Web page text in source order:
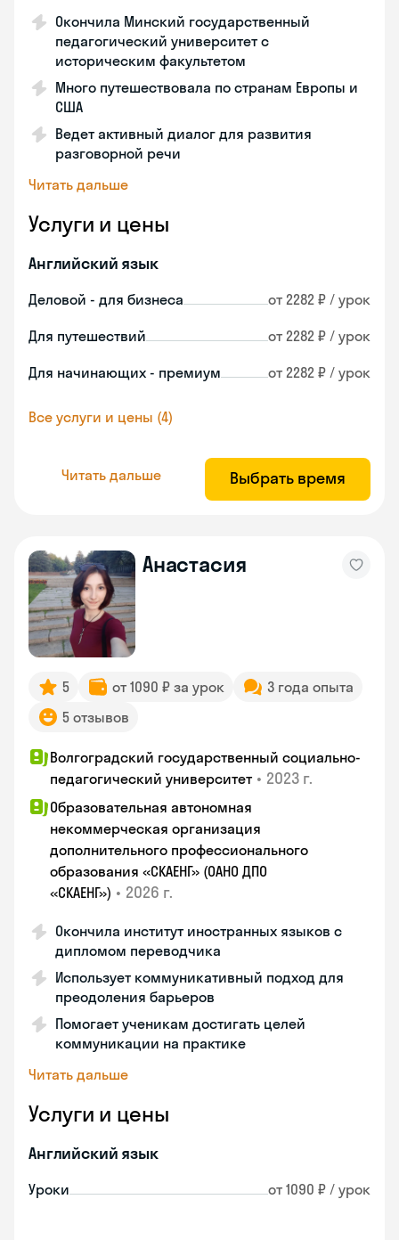
Окончила Минский государственный
педагогический университет с
историческим факультетом
Много путешествовала по странам Европы и
США
Ведет активный диалог для развития
разговорной речи
Читать дальше
Услуги и цены
Английский язык
Деловой - для бизнеса от 2282 ₽ / урок
Для путешествий от 2282 ₽ / урок
Для начинающих - премиум от 2282 ₽ / урок
Все услуги и цены (4)
Читать дальше Выбрать время
Анастасия
5 от 1090 ₽ за урок
3 года опыта
5 отзывов
Волгоградский государственный социально-
педагогический университет • 2023 г.
Образовательная автономная
некоммерческая организация
дополнительного профессионального
образования «СКАЕНГ» (ОАНО ДПО
«СКАЕНГ») • 2026 г.
Окончила институт иностранных языков с
дипломом переводчика
Использует коммуникативный подход для
преодоления барьеров
Помогает ученикам достигать целей
коммуникации на практике
Читать дальше
Услуги и цены
Английский язык
Уроки от 1090 ₽ / урок